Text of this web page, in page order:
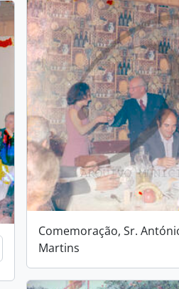
Comemoração, Sr.
Martins
Add to clipboard